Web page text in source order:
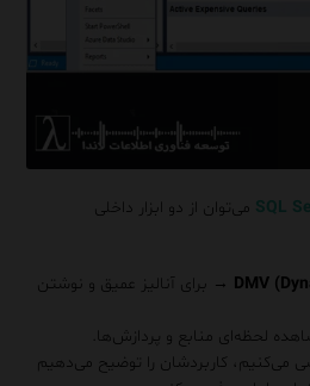
SQL می‌توان از دو ابزار داخلی
DMV → برای آنالیز عمیق و نوشتن
لحظه‌ای منابع و پردازش‌ها.
می‌کنیم، کاربردشان را توضیح می‌دهیم